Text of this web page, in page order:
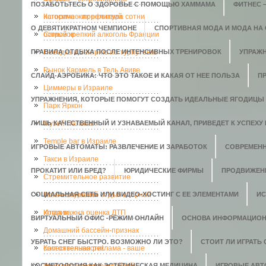
ПОЗАБОТЬТЕСЬ О ЗДОРОВЬЕ С ПОМОЩЬЮ ХАММАМА ФИТНЕС
О ДЕВЯТИКРАТНОМ ЧЕМПИОНЕ СПОРТИВНАЯ МОДА И МОДА НА
ПРАВИЛА ОТДЫХА ПОСЛЕ ИНТЕНСИВНЫХ ТРЕНИРОВОК
СЛАЙД-АЭРОБИКА: ЧТО ЭТО ТАКОЕ И КАКАЯ ОТ НЕЕ ПОЛЬЗА
УПРАЖНЕНИЯ, КОТОРЫЕ ПОМОГУТ СОЗДАТЬ ИДЕАЛЬНЫЕ ЯГОДИЦЫ
ЛИШЬ КАЧЕСТВЕННЫЙ И УЗНАВАЕМЫЙ КАНАЛ, ПРИВЕДЕТ К УСПЕХУ
ИГРОВЫЕ АВТОМАТЫ: РАЗВЛЕЧЕНИЕ И ЗАРАБОТОК
ПРОКАТИТ ИЛИ БРЕД? ЮРИДИЧЕСКИЕ ФИРМЫ
СОЦИАЛЬНАЯ СЕТЬ ИЛИ ВИДЕО-ХОСТИНГ С ЕЕ ЭЛЕМЕНТАМИ
ВИРТУАЛЬНЫЙ ОФИС -РЕЖИМ ОНЛАЙН ОСНОВА
УБРАТЬ СНЕГ БЫСТРО. ВОЗМОЖНО ЛИ ЭТО? СТОИТ ЛИ ИГРАТЬ
исторических реликвий
Кагосима – префектура сотни
островов
Самый крепкий алкоголь Франции
Поездка в Венгрию по турпутевке
Рынок Кармель в Тель Авиве
Циммеры в Израиле
Парк Яркон
Музей Пальмах
Temple bar в Израиле
Такси в Израиле
Стремительное развитие
кальянокурения
Фантастический отдых в горной
Италии
Когда важна оценка ДТП
Домашний бассейн-признак
состоятельности!
Качественная реклама - ваше